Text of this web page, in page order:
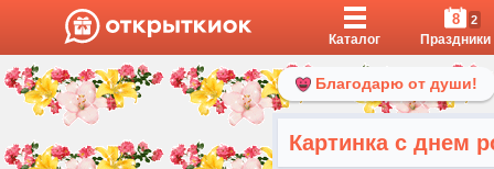
Каталог
8 2
Праздники
Благодарю от души!
Картинка с днем